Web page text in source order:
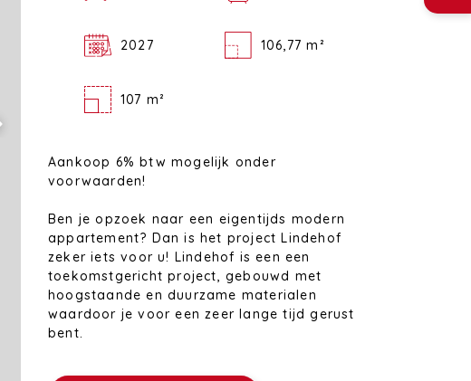
2027 106,77 m²
107 m²
Aankoop 6% btw mogelijk onder
voorwaarden!
Ben je opzoek naar een eigentijds modern
appartement? Dan is het project Lindehof
zeker iets voor u! Lindehof is een een
toekomstgericht project, gebouwd met
hoogstaande en duurzame materialen
waardoor je voor een zeer lange tijd gerust
bent.